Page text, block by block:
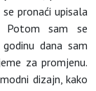
pronaći upisala
Potom sam se
dana sam
za promjenu.
dizajn, kako